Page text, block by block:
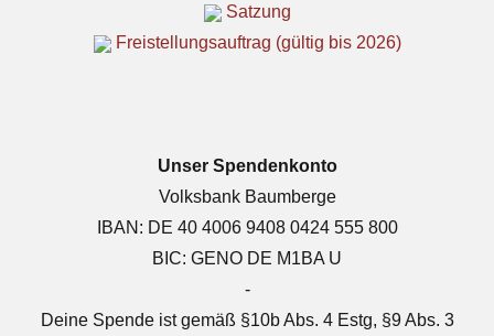
Satzung
Freistellungsauftrag (gültig bis 2026)
Unser Spendenkonto
Volksbank Baumberge
IBAN: DE 40 4006 9408 0424 555 800
BIC: GENO DE M1BA U
-
Deine Spende ist gemäß §10b Abs. 4 Estg, §9 Abs. 3